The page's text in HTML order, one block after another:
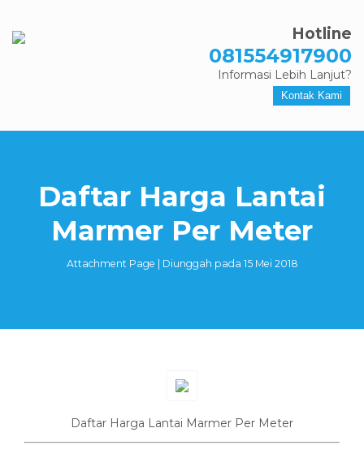
Hotline
081554917900
Informasi Lebih Lanjut?
Kontak Kami
Daftar Harga Lantai
Marmer Per Meter
Attachment Page | Diunggah pada 15 Mei 2018
Daftar Harga Lantai Marmer Per Meter